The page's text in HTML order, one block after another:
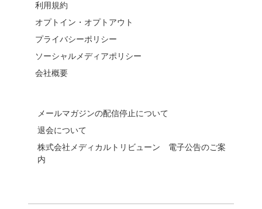
利用規約
オプトイン・オプトアウト
プライバシーポリシー
ソーシャルメディアポリシー
会社概要
メールマガジンの配信停止について
退会について
株式会社メディカルトリビューン 電子公告のご案
内